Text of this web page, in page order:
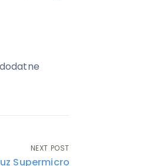
NEXT POST
Supermicro